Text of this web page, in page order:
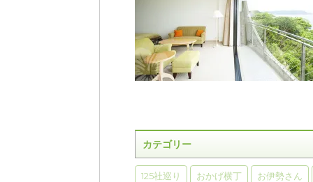
カテゴリー
125社巡り おかげ横丁 お伊勢さん